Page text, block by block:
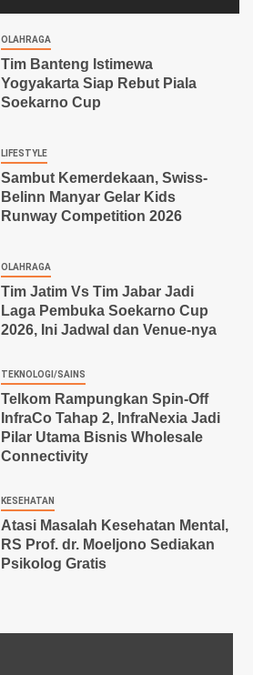
OLAHRAGA
Tim Banteng Istimewa
Yogyakarta Siap Rebut Piala
Soekarno Cup
LIFESTYLE
Sambut Kemerdekaan, Swiss-
Belinn Manyar Gelar Kids
Runway Competition 2026
OLAHRAGA
Tim Jatim Vs Tim Jabar Jadi
Laga Pembuka Soekarno Cup
2026, Ini Jadwal dan Venue-nya
TEKNOLOGI/SAINS
Telkom Rampungkan Spin-Off
InfraCo Tahap 2, InfraNexia Jadi
Pilar Utama Bisnis Wholesale
Connectivity
KESEHATAN
Atasi Masalah Kesehatan Mental,
RS Prof. dr. Moeljono Sediakan
Psikolog Gratis